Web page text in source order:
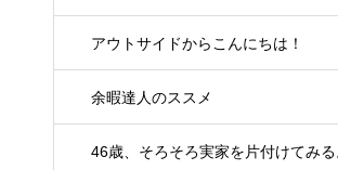
アウトサイドからこんにちは！
余暇達人のススメ
46歳、そろそろ実家を片付けてみる